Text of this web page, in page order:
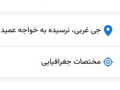
جی غربی، نرسیده به خواجه عمید
مختصات جغرافیایی